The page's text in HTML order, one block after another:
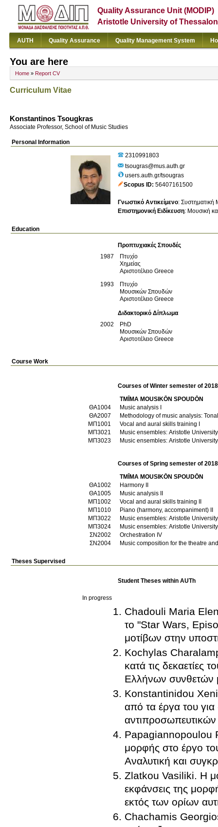
Quality Assurance Unit (MODIP)
Aristotle University of
AUTH Quality Assurance Quality Management System
You are here
Home » Report CV
Curriculum Vitae
Konstantinos Tsougkras
Associate Professor, School of Music Studies
Personal Information
2310991803
tsougras@mus.auth.gr
users.auth.gr/tsougras
Scopus ID 56407161500
Γνωστικό Αντικείμενο: Συστηματική
Επιστημονική Ειδίκευση: Μουσική
Education
Προπτυχιακές Σπουδές
1987
Πτυχίο
Χημείας
Αριστοτέλειο Greece
1993
Πτυχίο
Μουσικών Σπουδών
Αριστοτέλειο Greece
Διδακτορικό Δίπλωμα
2002
PhD
Μουσικών Σπουδών
Αριστοτέλειο Greece
Course Work
Courses of Winter semester of
TMĪMA MOUSIKŌN SPOUDŌN
ΘΑ1004
Music analysis I
ΘΑ2007
Methodology of music analysis:
ΜΠ1001
Vocal and aural skills training I
ΜΠ3021
Music ensembles: Aristotle
ΜΠ3023
Music ensembles: Aristotle
Courses of Spring semester of
TMĪMA MOUSIKŌN SPOUDŌN
ΘΑ1002
Harmony II
ΘΑ1005
Music analysis II
ΜΠ1002
Vocal and aural skills training II
ΜΠ1010
Piano (harmony, accompaniment) IΙ
ΜΠ3022
Music ensembles: Aristotle
ΜΠ3024
Music ensembles: Aristotle
ΣΝ2002
Orchestration IV
ΣΝ2004
Music composition for the theatre
Theses Supervised
Student Theses within AUTh
In progress
Chadouli Maria
το "Star Wars,
μοτίβων στην
Kochylas
κατά τις δεκαετίες
Ελλήνων συνθετών
Konstantinidou
από τα έργα του
Papagiannopoulou
μορφής στο έργο
Αναλυτική και
Zlatkou Vasiliki. Η
εκφάνσεις της
εκτός των ορίων
Chachamis